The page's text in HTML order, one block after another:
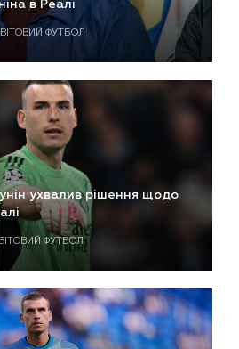
в Реалі
ФУТБОЛ
ухвалив рішення щодо
ФУТБОЛ